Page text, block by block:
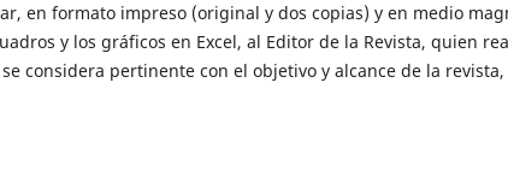
en formato impreso (original y dos copias) y en medio
y los gráficos en Excel, al Editor de la Revista, quien
considera pertinente con el objetivo y alcance de la